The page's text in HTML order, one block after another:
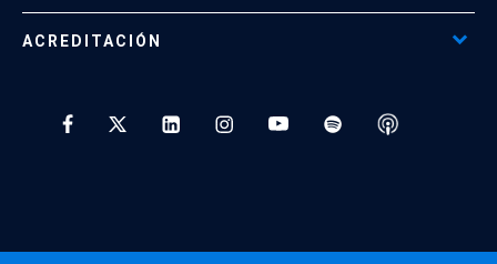
ACREDITACIÓN